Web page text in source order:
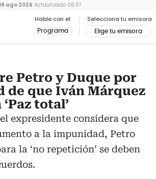
Hable con el
Programa
Selecciona tu emisora
Elige tu emisora
ago 2026 Actualizado 06:37
Petro y Duque por
de que Iván Márquez
total’
expresidente considera que
a la impunidad, Petro
la ‘no repetición’ se deben